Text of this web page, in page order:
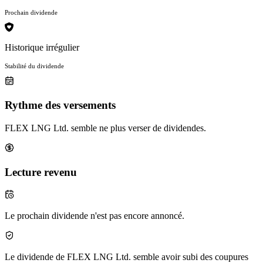
Prochain dividende
Historique irrégulier
Stabilité du dividende
Rythme des versements
FLEX LNG Ltd. semble ne plus verser de dividendes.
Lecture revenu
Le prochain dividende n'est pas encore annoncé.
Le dividende de FLEX LNG Ltd. semble avoir subi des coupures